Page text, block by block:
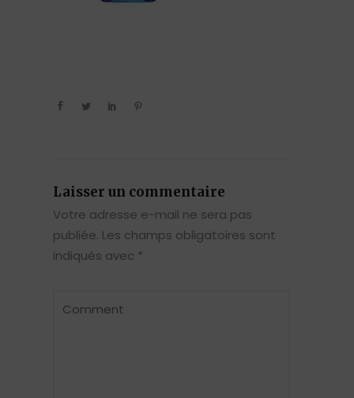
Laisser un commentaire
Votre adresse e-mail ne sera pas
publiée. Les champs obligatoires sont
indiqués avec *